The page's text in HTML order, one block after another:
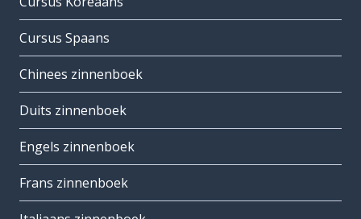
Cursus Spaans
Chinees zinnenboek
Duits zinnenboek
Engels zinnenboek
Frans zinnenboek